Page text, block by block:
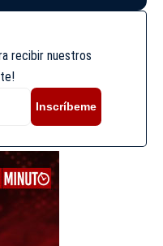
recibir nuestros
Inscríbeme